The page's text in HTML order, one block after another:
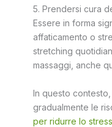
5. Prendersi cura
Essere in forma
affaticamento o
stretching
massaggi, anche
In questo
gradualmente le
per ridurre lo